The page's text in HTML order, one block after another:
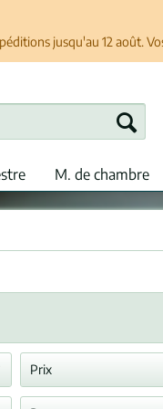
jusqu'au 12 août.
M. de chambre
Prix